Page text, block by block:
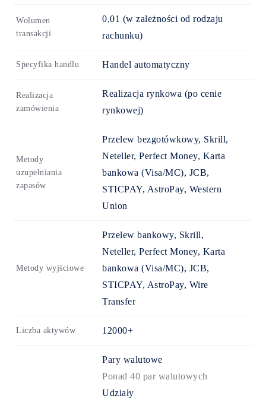
Wolumen
transakcji
0,01 (w zależności od rodzaju
rachunku)
Specyfika handlu Handel automatyczny
Realizacja
zamówienia
Realizacja rynkowa (po cenie
rynkowej)
Metody
uzupełniania
zapasów
Przelew bezgotówkowy, Skrill,
Neteller, Perfect Money, Karta
bankowa (Visa/MC), JCB,
STICPAY, AstroPay, Western
Union
Metody wyjściowe
Przelew bankowy, Skrill,
Neteller, Perfect Money, Karta
bankowa (Visa/MC), JCB,
STICPAY, AstroPay, Wire
Transfer
Liczba aktywów 12000+
Pary walutowe
Ponad 40 par walutowych
Udziały